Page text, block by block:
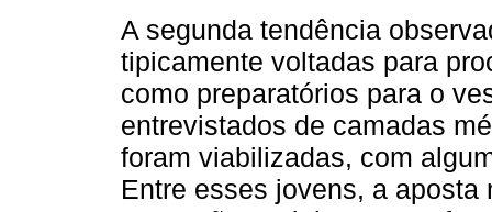
A segunda tendência
tipicamente voltadas para
como preparatórios para o
entrevistados de camadas
foram viabilizadas, com
Entre esses jovens, a